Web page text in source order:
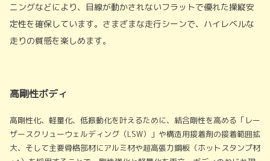
ニングなどにより、目線が動かされないフラットで優れた操縦安
定性を確保しています。さまざまな走行シーンで、ハイレベルな
走りの質感を楽しめます。
高剛性ボディ
高剛性化、軽量化、低振動化を叶えるために、結合剛性を高める「レー
ザースクリューウェルディング（LSW）」や構造用接着剤の接着範囲拡
大、そして主要骨格部材にアルミ材や超高張力鋼板（ホットスタンプ材